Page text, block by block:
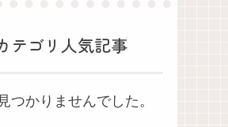
テゴリ人気記事
つかりませんでした。